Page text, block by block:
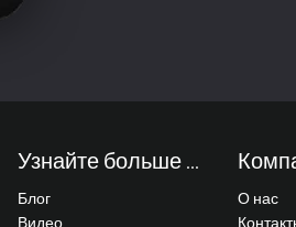
Узнайте больше ...
Блог
Видео
О нас